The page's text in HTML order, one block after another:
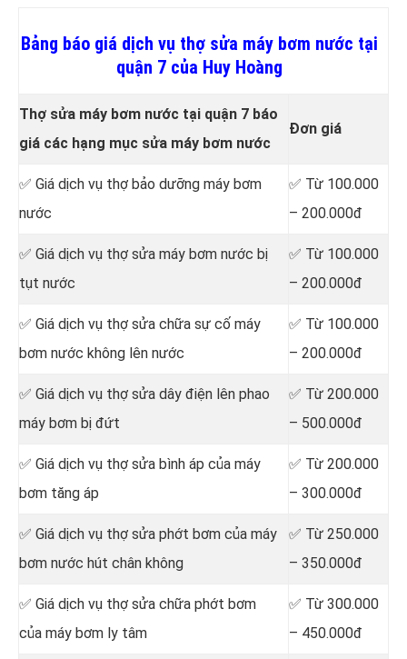
Bảng báo giá dịch vụ thợ sửa máy bơm nước tại
quận 7 của Huy Hoàng
Thợ sửa máy bơm nước tại quận 7 báo
giá các hạng mục sửa máy bơm nước
Đơn giá
✅ Giá dịch vụ thợ bảo dưỡng máy bơm
nước
✅ Từ 100.000
– 200.000đ
✅ Giá dịch vụ thợ sửa máy bơm nước bị
tụt nước
✅ Từ 100.000
– 200.000đ
✅ Giá dịch vụ thợ sửa chữa sự cố máy
bơm nước không lên nước
✅ Từ 100.000
– 200.000đ
✅ Giá dịch vụ thợ sửa dây điện lên phao
máy bơm bị đứt
✅ Từ 200.000
– 500.000đ
✅ Giá dịch vụ thợ sửa bình áp của máy
bơm tăng áp
✅ Từ 200.000
– 300.000đ
✅ Giá dịch vụ thợ sửa phớt bơm của máy
bơm nước hút chân không
✅ Từ 250.000
– 350.000đ
✅ Giá dịch vụ thợ sửa chữa phớt bơm
của máy bơm ly tâm
✅ Từ 300.000
– 450.000đ